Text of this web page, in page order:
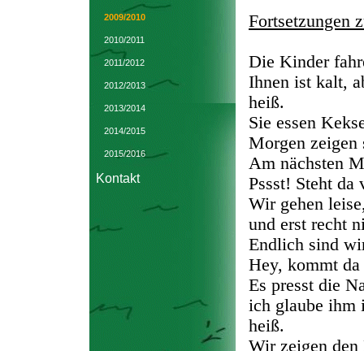
2009/2010
2010/2011
2011/2012
2012/2013
2013/2014
2014/2015
2015/2016
Kontakt
Fortsetzungen
Die Kinder
Ihnen ist kalt,
heiß.
Sie essen
Morgen zeigen
Am nächsten
Pssst! Steht da
Wir gehen
und erst recht
Endlich sind
Hey, kommt
Es presst die
ich glaube ihm
heiß.
Wir zeigen den